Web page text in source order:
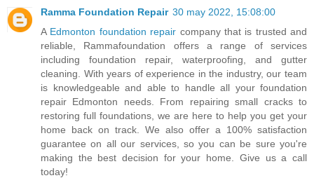
Ramma Foundation Repair 30 may 2022, 15:08:00
A Edmonton foundation repair company that is trusted and
reliable, Rammafoundation offers a range of services
including foundation repair, waterproofing, and gutter
cleaning. With years of experience in the industry, our team
is knowledgeable and able to handle all your foundation
repair Edmonton needs. From repairing small cracks to
restoring full foundations, we are here to help you get your
home back on track. We also offer a 100% satisfaction
guarantee on all our services, so you can be sure you're
making the best decision for your home. Give us a call
today!